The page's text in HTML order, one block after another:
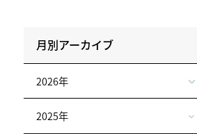
月別アーカイブ
2026年
2025年